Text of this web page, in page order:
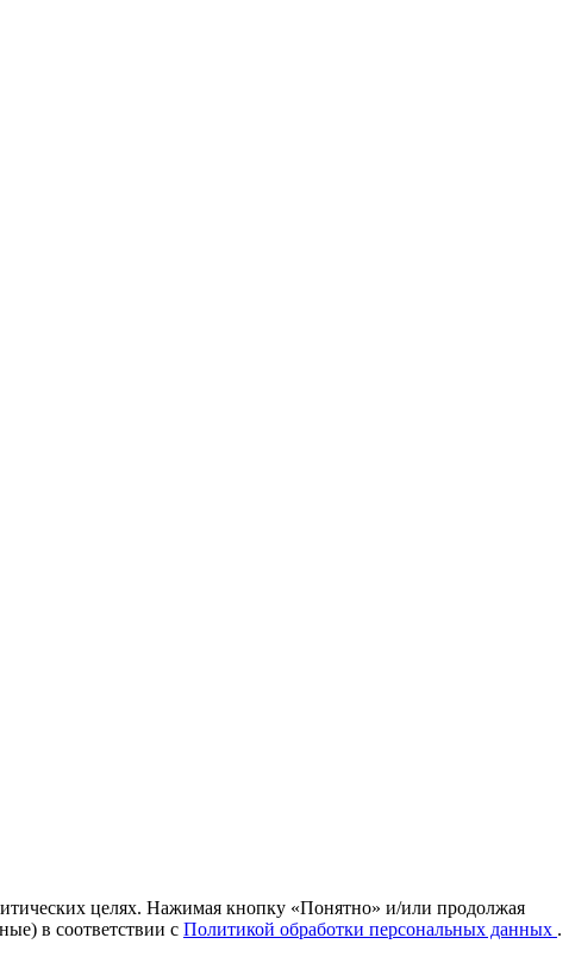
целях. Нажимая кнопку «Понятно» и/или продолжая
в соответствии с Политикой обработки персональных данных .